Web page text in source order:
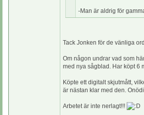
-Man är aldrig för
Tack Jonken för de vänliga
Om någon undrar vad som
med nya sågblad. Har köpt 6
Köpte ett digitalt skjutmått,
är nästan klar med den.
Arbetet är inte nerlagt!!!